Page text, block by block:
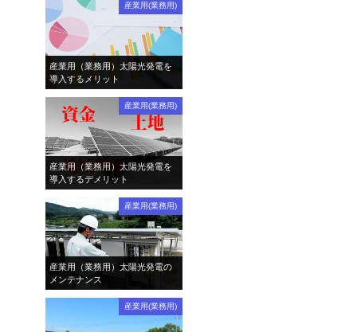
産業用(業務用)
産業用（業務用）太陽光発電を
導入するメリット
産業用(業務用)
産業用（業務用）太陽光発電を
導入するデメリット
産業用(業務用)
産業用（業務用）太陽光発電の
メンテナンス
産業用(業務用)